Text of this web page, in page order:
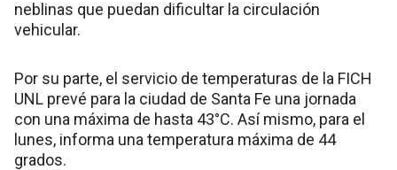
neblinas que puedan dificultar la circulación
vehicular.
Por su parte, el servicio de temperaturas de la FICH
UNL prevé para la ciudad de Santa Fe una jornada
con una máxima de hasta 43°C. Así mismo, para el
lunes, informa una temperatura máxima de 44
grados.